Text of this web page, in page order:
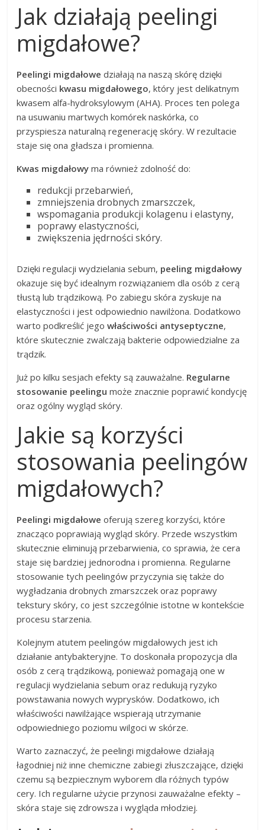
Jak działają peelingi
migdałowe?
Peelingi migdałowe działają na naszą skórę dzięki
obecności kwasu migdałowego, który jest delikatnym
kwasem alfa-hydroksylowym (AHA). Proces ten polega
na usuwaniu martwych komórek naskórka, co
przyspiesza naturalną regenerację skóry. W rezultacie
staje się ona gładsza i promienna.
Kwas migdałowy ma również zdolność do:
redukcji przebarwień,
zmniejszenia drobnych zmarszczek,
wspomagania produkcji kolagenu i elastyny,
poprawy elastyczności,
zwiększenia jędrności skóry.
Dzięki regulacji wydzielania sebum, peeling migdałowy
okazuje się być idealnym rozwiązaniem dla osób z cerą
tłustą lub trądzikową. Po zabiegu skóra zyskuje na
elastyczności i jest odpowiednio nawilżona. Dodatkowo
warto podkreślić jegowłaściwości antyseptyczne,
które skutecznie zwalczają bakterie odpowiedzialne za
trądzik.
Już po kilku sesjach efekty są zauważalne. Regularne
stosowanie peelingu może znacznie poprawić kondycję
oraz ogólny wygląd skóry.
Jakie są korzyści
stosowania peelingów
migdałowych?
Peelingi migdałowe oferują szereg korzyści, które
znacząco poprawiają wygląd skóry. Przede wszystkim
skutecznie eliminują przebarwienia, co sprawia, że cera
staje się bardziej jednorodna i promienna. Regularne
stosowanie tych peelingów przyczynia się także do
wygładzania drobnych zmarszczek oraz poprawy
tekstury skóry, co jest szczególnie istotne w kontekście
procesu starzenia.
Kolejnym atutem peelingów migdałowych jest ich
działanie antybakteryjne. To doskonała propozycja dla
osób z cerą trądzikową, ponieważ pomagają one w
regulacji wydzielania sebum oraz redukują ryzyko
powstawania nowych wyprysków. Dodatkowo, ich
właściwości nawilżające wspierają utrzymanie
odpowiedniego poziomu wilgoci w skórze.
Warto zaznaczyć, że peelingi migdałowe działają
łagodniej niż inne chemiczne zabiegi złuszczające, dzięki
czemu są bezpiecznym wyborem dla różnych typów
cery. Ich regularne użycie przynosi zauważalne efekty –
skóra staje się zdrowsza i wygląda młodziej.